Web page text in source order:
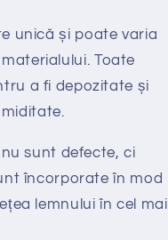
unică și poate varia
Toate
a fi depozitate și
sunt defecte, ci
încorporate în mod
lemnului în cel mai